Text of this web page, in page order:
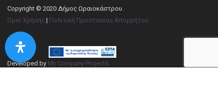
Copyright © 2020 Δήμος Ωραιοκάστρου.
Όροι Χρήσης | Πολιτική Προστασίας Απορρήτου
Developed by My Company Projects